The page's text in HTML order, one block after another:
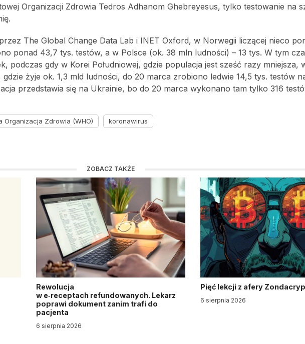
Organizacji Zdrowia Tedros Adhanom Ghebreyesus, tylko testowanie na
The Global Change Data Lab i INET Oxford, w Norwegii liczącej nieco
ponad 43,7 tys. testów, a w Polsce (ok. 38 mln ludności) – 13 tys. W tym
podczas gdy w Korei Południowej, gdzie populacja jest sześć razy mniejsza,
żyje ok. 1,3 mld ludności, do 20 marca zrobiono ledwie 14,5 tys. testów
przedstawia się na Ukrainie, bo do 20 marca wykonano tam tylko 316
Organizacja Zdrowia (WHO) koronawirus
ZOBACZ TAKŻE
Rewolucja
w e‑receptach refundowanych. Lekarz
poprawi dokument zanim trafi do
pacjenta
6 sierpnia 2026
Pięć lekcji z afery
6 sierpnia 2026